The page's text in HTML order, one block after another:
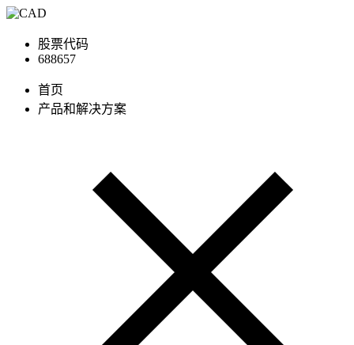
股票代码
688657
首页
产品和解决方案